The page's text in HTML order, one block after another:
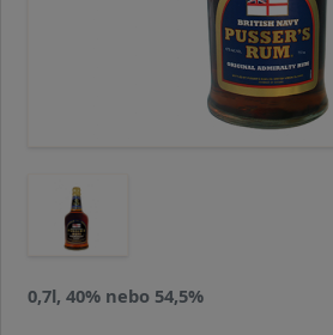
0,7l, 40% nebo 54,5%